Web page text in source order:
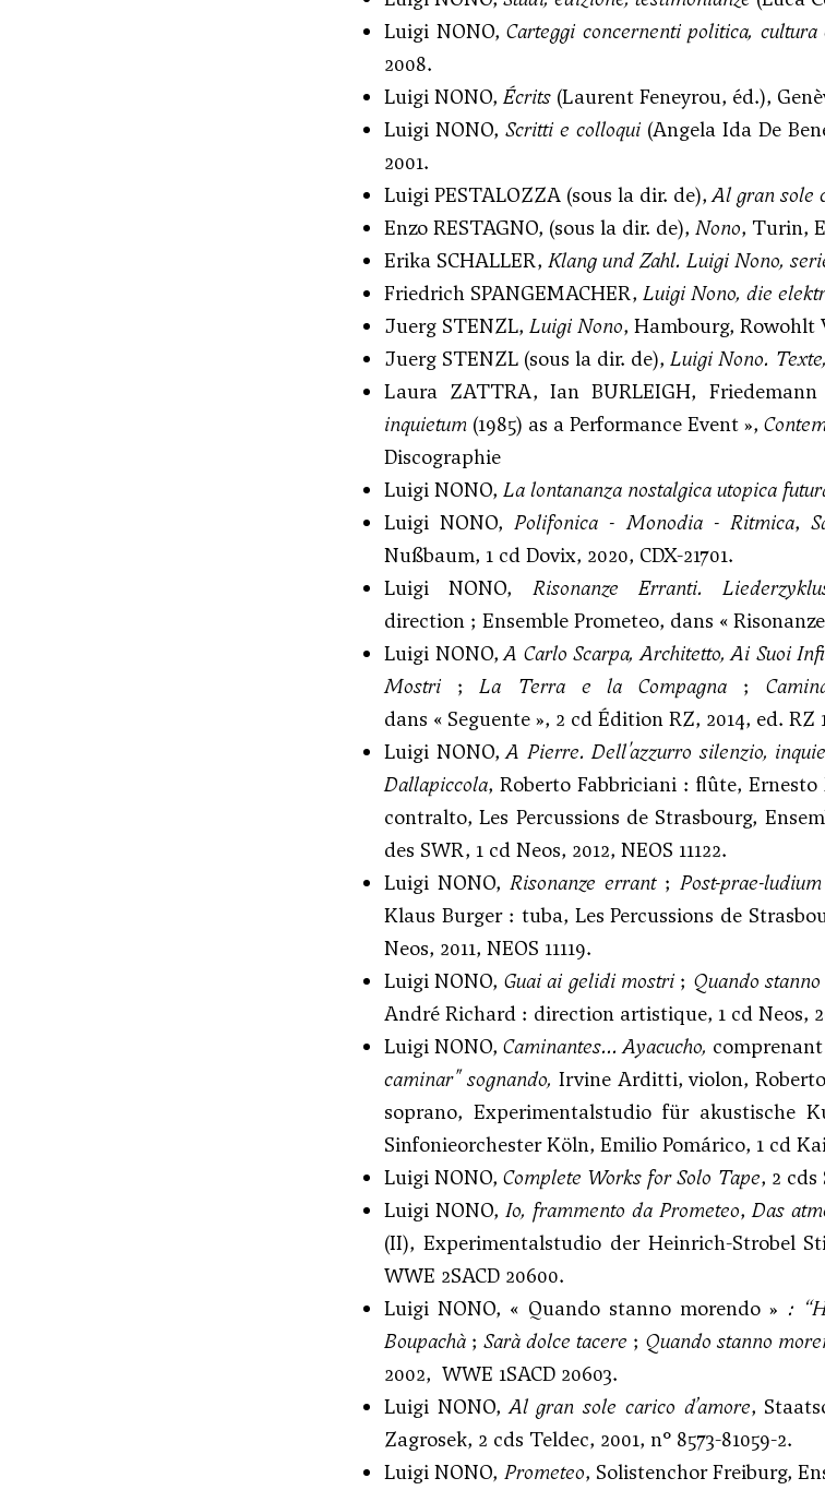
Luigi NONO,Carteggi concernenti politica,
2008.
Luigi NONO, Écrits (Laurent Feneyrou, éd.),
Luigi NONO, Scritti e colloqui (Angela Ida De
2001.
Luigi PESTALOZZA (sous la dir. de),Al gran sole
Enzo RESTAGNO, (sous la dir. de), Nono, Turin,
Erika SCHALLER, Klang und Zahl. Luigi Nono,
Friedrich SPANGEMACHER, Luigi Nono, die
Juerg STENZL, Luigi Nono, Hambourg, Rowohlt
Juerg STENZL (sous la dir. de), Luigi Nono.
Laura ZATTRA, Ian BURLEIGH,
inquietum (1985) as a Performance Event »,
Discographie
Luigi NONO, La lontananza nostalgica utopica
Luigi NONO,Polifonica - Monodia - Ritmica,
Nußbaum, 1 cd Dovix, 2020, CDX-21701.
Luigi NONO, Risonanze Erranti.
direction ; Ensemble Prometeo, dans «
Luigi NONO,A Carlo Scarpa, Architetto, Ai Suoi
Mostri ;La Terra e la Compagna ;
dans « Seguente », 2 cd Édition RZ, 2014, ed. RZ
Luigi NONO,A Pierre. Dell'azzurro silenzio,
Dallapiccola, Roberto Fabbriciani : flûte,
contralto, Les Percussions de Strasbourg,
des SWR, 1 cd Neos, 2012, NEOS 11122.
Luigi NONO, Risonanze errant; Post-prae-
Klaus Burger : tuba, Les Percussions de
Neos, 2011, NEOS 11119.
Luigi NONO, Guai ai gelidi mostri ; Quando
André Richard : direction artistique, 1 cd Neos,
Luigi NONO, Caminantes... Ayacucho,
caminar" sognando, Irvine Arditti, violon,
soprano, Experimentalstudio für akustische
Sinfonieorchester Köln, Emilio Pomárico, 1 cd
Luigi NONO, Complete Works for Solo Tape, 2
Luigi NONO, Io, frammento da Prometeo,Das
(II), Experimentalstudio der Heinrich-Strobel
WWE 2SACD 20600.
Luigi NONO, « Quando stanno morendo » :
Boupachà ;Sarà dolce tacere ; Quando stanno
2002, WWE 1SACD 20603.
Luigi NONO,Al gran sole carico d’amore,
Zagrosek, 2 cds Teldec, 2001, n° 8573-81059-2.
Luigi NONO, Prometeo, Solistenchor Freiburg,